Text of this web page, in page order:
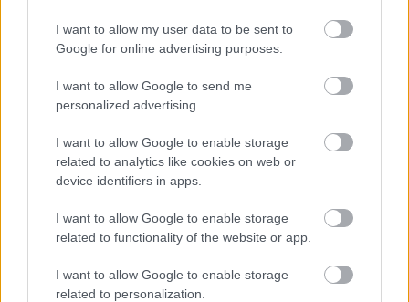
I want to allow my user data to be sent to
Google for online advertising purposes.
I want to allow Google to send me
personalized advertising.
I want to allow Google to enable storage
related to analytics like cookies on web or
device identifiers in apps.
I want to allow Google to enable storage
related to functionality of the website or app.
I want to allow Google to enable storage
related to personalization.
Miért kulcsfontosságú a korszerű légtechnika az
egészségügyi intézményekben?